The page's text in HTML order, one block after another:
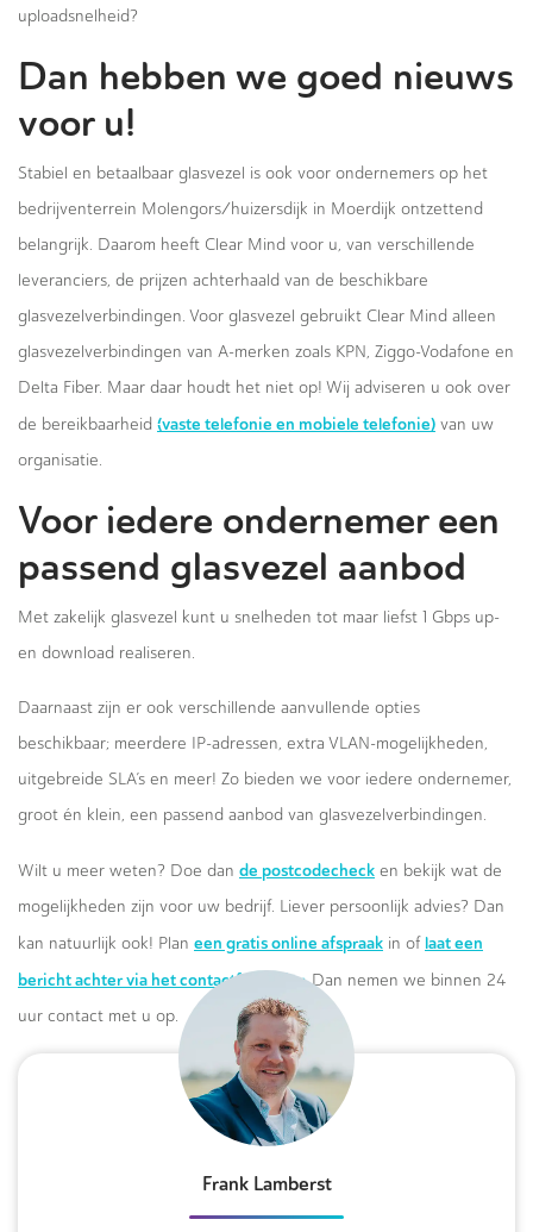
uploadsnelheid?
Dan hebben we goed nieuws
voor u!
Stabiel en betaalbaar glasvezel is ook voor ondernemers op het
bedrijventerrein Molengors/huizersdijk in Moerdijk ontzettend
belangrijk. Daarom heeft Clear Mind voor u, van verschillende
leveranciers, de prijzen achterhaald van de beschikbare
glasvezelverbindingen. Voor glasvezel gebruikt Clear Mind alleen
glasvezelverbindingen van A-merken zoals KPN, Ziggo-Vodafone en
Delta Fiber. Maar daar houdt het niet op! Wij adviseren u ook over
de bereikbaarheid (vaste telefonie en mobiele telefonie) van uw
organisatie.
Voor iedere ondernemer een
passend glasvezel aanbod
Met zakelijk glasvezel kunt u snelheden tot maar liefst 1 Gbps up-
en download realiseren.
Daarnaast zijn er ook verschillende aanvullende opties
beschikbaar; meerdere IP-adressen, extra VLAN-mogelijkheden,
uitgebreide SLA’s en meer! Zo bieden we voor iedere ondernemer,
groot én klein, een passend aanbod van glasvezelverbindingen.
Wilt u meer weten? Doe dan de postcodecheck en bekijk wat de
mogelijkheden zijn voor uw bedrijf. Liever persoonlijk advies? Dan
kan natuurlijk ook! Plan een gratis online afspraak in of laat een
bericht achter via het contactformulier.Dan nemen we binnen 24
uur contact met u op.
Frank Lamberst